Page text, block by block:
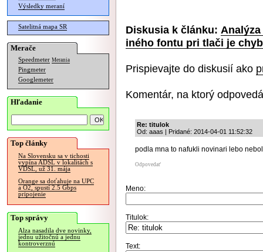
Výsledky meraní
Satelitná mapa SR
Merače
Speedmeter Merania
Pingmeter
Googlemeter
Hľadanie
Top články
Na Slovensku sa v tichosti
vypína ADSL v lokalitách s
VDSL, už 31. mája
Orange sa doťahuje na UPC
a O2, spustí 2.5 Gbps
pripojenie
Top správy
Alza nasadila dve novinky,
jednu užitočnú a jednu
kontroverznú
Diskusia k článku:
iného fontu pri tlači je
Prispievajte do diskusií ako
Komentár, na ktorý
Re: titulok
Od: aaas | Pridané: 2014-04-01 11:52:32
podla mna to nafukli novinari lebo
Odpovedať
Meno:
Titulok:
Text: